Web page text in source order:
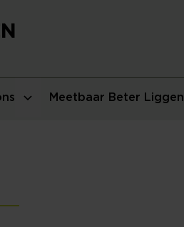
Meetbaar Beter Liggen